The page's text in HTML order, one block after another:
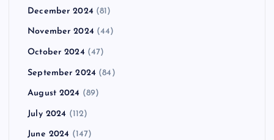
December 2024 (81)
November 2024 (44)
October 2024 (47)
September 2024 (84)
August 2024 (89)
July 2024 (112)
June 2024 (147)